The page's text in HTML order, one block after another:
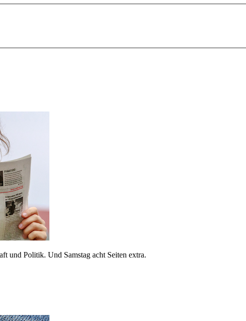
und Politik. Und Samstag acht Seiten extra.